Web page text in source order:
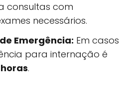
consultas com
necessários.
Emergência: Em casos
para internação é
.